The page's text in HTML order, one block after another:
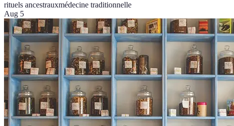
rituels ancestrauxmédecine traditionnelle
Aug 5